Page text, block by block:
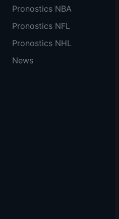
Pronostics NBA
Pronostics NFL
Pronostics NHL
News